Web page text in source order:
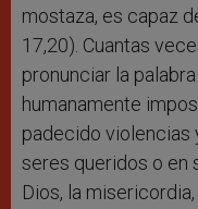
mostaza, es capaz
17,20). Cuantas
pronunciar la
humanamente
padecido violencias
seres queridos o en
Dios, la